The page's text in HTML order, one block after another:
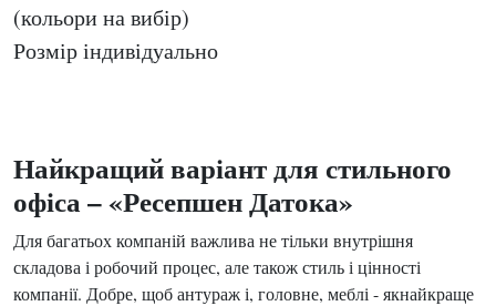
(кольори на вибір)
Розмір індивідуально
Найкращий варіант для стильного
офіса – «Ресепшен Датока»
Для багатьох компаній важлива не тільки внутрішня
складова і робочий процес, але також стиль і цінності
компанії. Добре, щоб антураж і, головне, меблі - якнайкраще